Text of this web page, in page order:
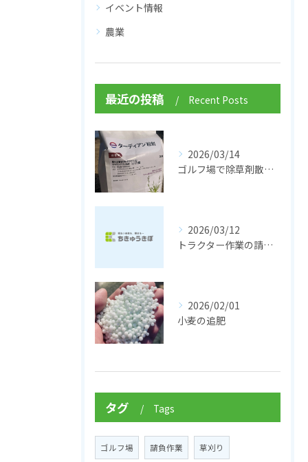
イベント情報
農業
最近の投稿 Recent Posts
2026/03/14
ゴルフ場で除草剤散布 ターディアン粒剤
2026/03/12
トラクター作業の請負サービスがしたい！
2026/02/01
小麦の追肥
タグ Tags
ゴルフ場 請負作業 草刈り